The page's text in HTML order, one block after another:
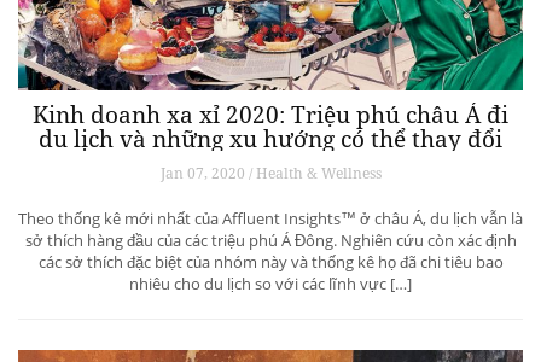
Kinh doanh xa xỉ 2020: Triệu phú châu Á đi
du lịch và những xu hướng có thể thay đổi
ngành du lịch thượng lưu
Jan 07, 2020 / Health & Wellness
Theo thống kê mới nhất của Affluent Insights™ ở châu Á, du lịch vẫn là
sở thích hàng đầu của các triệu phú Á Đông. Nghiên cứu còn xác định
các sở thích đặc biệt của nhóm này và thống kê họ đã chi tiêu bao
nhiêu cho du lịch so với các lĩnh vực […]